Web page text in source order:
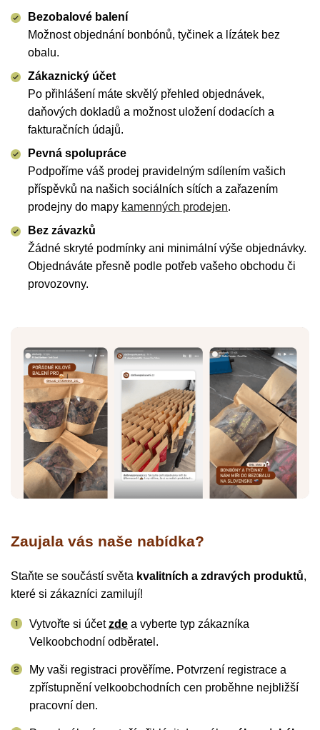
Bezobalové balení
Možnost objednání bonbónů, tyčinek a lízátek bez
obalu.
Zákaznický účet
Po přihlášení máte skvělý přehled objednávek,
daňových dokladů a možnost uložení dodacích a
fakturačních údajů.
Pevná spolupráce
Podpoříme váš prodej pravidelným sdílením vašich
příspěvků na našich sociálních sítích a zařazením
prodejny do mapy kamenných prodejen.
Bez závazků
Žádné skryté podmínky ani minimální výše objednávky.
Objednáváte přesně podle potřeb vašeho obchodu či
provozovny.
Zaujala vás naše nabídka?
Staňte se součástí světa kvalitních a zdravých produktů,
které si zákazníci zamilují!
Vytvořte si účetzde a vyberte typ zákazníka
Velkoobchodní odběratel.
My vaši registraci prověříme. Potvrzení registrace a
zpřístupnění velkoobchodních cen proběhne nejbližší
pracovní den.